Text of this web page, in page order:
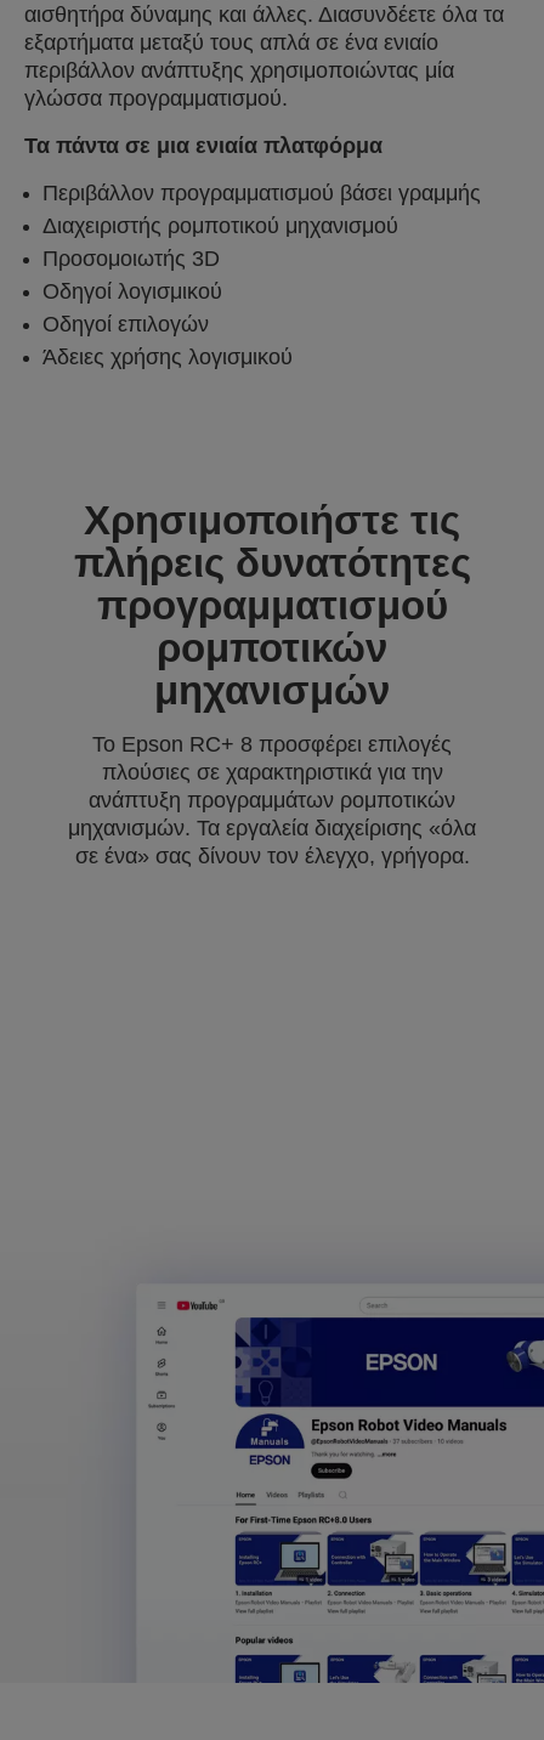
αισθητήρα δύναμης και άλλες. Διασυνδέετε όλα τα
εξαρτήματα μεταξύ τους απλά σε ένα ενιαίο
περιβάλλον ανάπτυξης χρησιμοποιώντας μία
γλώσσα προγραμματισμού.
Τα πάντα σε μια ενιαία πλατφόρμα
Περιβάλλον προγραμματισμού βάσει γραμμής
Διαχειριστής ρομποτικού μηχανισμού
Προσομοιωτής 3D
Οδηγοί λογισμικού
Οδηγοί επιλογών
Άδειες χρήσης λογισμικού
Χρησιμοποιήστε τις
πλήρεις δυνατότητες
προγραμματισμού
ρομποτικών
μηχανισμών
Το Epson RC+ 8 προσφέρει επιλογές
πλούσιες σε χαρακτηριστικά για την
ανάπτυξη προγραμμάτων ρομποτικών
μηχανισμών. Τα εργαλεία διαχείρισης «όλα
σε ένα» σας δίνουν τον έλεγχο, γρήγορα.